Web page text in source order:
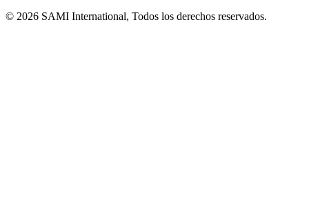
© 2026 SAMI International, Todos los derechos reservados.